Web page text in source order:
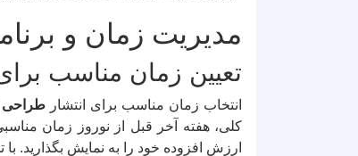
مدیریت زمان و
تعیین زمان مناسب برای
انتخاب زمان مناسب برای انتشار طراحی
کلی، هفته آخر قبل از نوروز زمان
ارزش افزوده خود را به نمایش بگذارید.